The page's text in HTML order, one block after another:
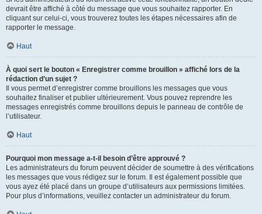
devrait être affiché à côté du message que vous souhaitez rapporter. En
cliquant sur celui-ci, vous trouverez toutes les étapes nécessaires afin de
rapporter le message.
Haut
À quoi sert le bouton « Enregistrer comme brouillon » affiché lors de la
rédaction d’un sujet ?
Il vous permet d’enregistrer comme brouillons les messages que vous
souhaitez finaliser et publier ultérieurement. Vous pouvez reprendre les
messages enregistrés comme brouillons depuis le panneau de contrôle de
l’utilisateur.
Haut
Pourquoi mon message a-t-il besoin d’être approuvé ?
Les administrateurs du forum peuvent décider de soumettre à des vérifications
les messages que vous rédigez sur le forum. Il est également possible que
vous ayez été placé dans un groupe d’utilisateurs aux permissions limitées.
Pour plus d’informations, veuillez contacter un administrateur du forum.